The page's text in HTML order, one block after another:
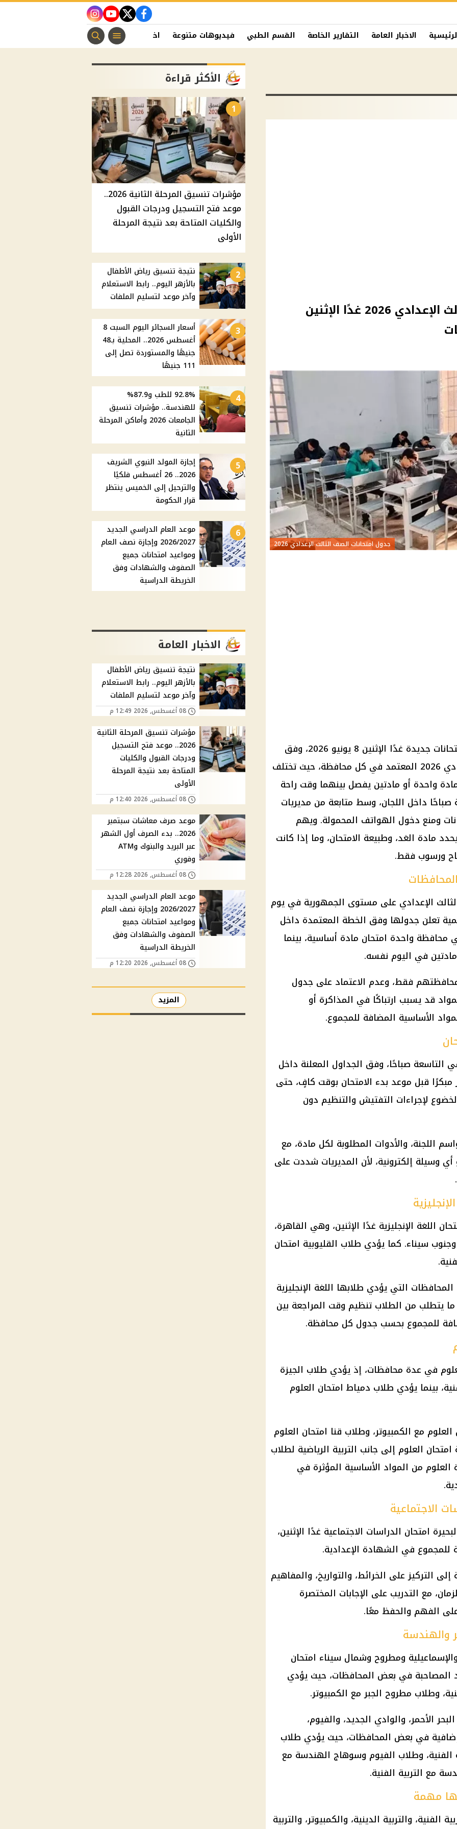
facebook
twitter
youtube
instagram
الاخبار العامة التقارير الخاصة القسم الطبي فيديوهات متنوعة اخبار الفن منوعات مسيحية
جدول امتحانات الصف الثالث الإعدادي 2026 غدًا الإثنين
جدول امتحانات الصف الثالث الإعدادي 2026
يؤدي طلاب الشهادة الإعدادية امتحانات جديدة غدًا الإثنين 8 يونيو 2026، وفق
جدول امتحانات الصف الثالث الإعدادي 2026 المعتمد في كل محافظة، حيث تختلف
واحدة أو مادتين يفصل بينهما وقت راحة
صباحًا داخل اللجان، وسط متابعة من مديريات
ومنع دخول الهواتف المحمولة. ويهم
مادة الغد، وطبيعة الامتحان، وما إذا كانت
ورسوب فقط.
الإعدادي على مستوى الجمهورية في يوم
تعليمية تعلن جدولها وفق الخطة المعتمدة داخل
واحدة امتحان مادة أساسية، بينما
في اليوم نفسه.
فقط، وعدم الاعتماد على جدول
قد يسبب ارتباكًا في المذاكرة أو
الأساسية المضافة للمجموع.
التاسعة صباحًا، وفق الجداول المعلنة داخل
قبل موعد بدء الامتحان بوقت كافٍ، حتى
لإجراءات التفتيش والتنظيم دون
اللجنة، والأدوات المطلوبة لكل مادة، مع
وسيلة إلكترونية، لأن المديريات شددت على
الإنجليزية غدًا الإثنين، وهي القاهرة،
سيناء. كما يؤدي طلاب القليوبية امتحان
التي يؤدي طلابها اللغة الإنجليزية
ما يتطلب من الطلاب تنظيم وقت المراجعة بين
للمجموع بحسب جدول كل محافظة.
في عدة محافظات، إذ يؤدي طلاب الجيزة
بينما يؤدي طلاب دمياط امتحان العلوم
مع الكمبيوتر، وطلاب قنا امتحان العلوم
امتحان العلوم إلى جانب التربية الرياضية لطلاب
من المواد الأساسية المؤثرة في
الاجتماعية
امتحان الدراسات الاجتماعية غدًا الإثنين،
في الشهادة الإعدادية.
التركيز على الخرائط، والتواريخ، والمفاهيم
مع التدريب على الإجابات المختصرة
الفهم والحفظ معًا.
والهندسة
ومطروح وشمال سيناء امتحان
المصاحبة في بعض المحافظات، حيث يؤدي
وطلاب مطروح الجبر مع الكمبيوتر.
الأحمر، والوادي الجديد، والفيوم،
في بعض المحافظات، حيث يؤدي طلاب
الفنية، وطلاب الفيوم وسوهاج الهندسة مع
مع التربية الفنية.
مهمة
والتربية الدينية، والكمبيوتر، والتربية
الأكثر قراءة
1
مؤشرات تنسيق المرحلة الثانية 2026..
موعد فتح التسجيل ودرجات القبول
والكليات المتاحة بعد نتيجة المرحلة
الأولى
2
نتيجة تنسيق رياض الأطفال
بالأزهر اليوم.. رابط الاستعلام
وآخر موعد لتسليم الملفات
3
أسعار السجائر اليوم السبت 8
أغسطس 2026.. المحلية بـ48
جنيهًا والمستوردة تصل إلى
111 جنيهًا
4
92.8% للطب و87.9%
للهندسة.. مؤشرات تنسيق
الجامعات 2026 وأماكن المرحلة
الثانية
5
إجازة المولد النبوي الشريف
2026.. 26 أغسطس فلكيًا
والترحيل إلى الخميس ينتظر
قرار الحكومة
6
موعد العام الدراسي الجديد
2026/2027 وإجازة نصف العام
ومواعيد امتحانات جميع
الصفوف والشهادات وفق
الخريطة الدراسية
الاخبار العامة
نتيجة تنسيق رياض الأطفال
بالأزهر اليوم.. رابط الاستعلام
وآخر موعد لتسليم الملفات
08 أغسطس, 2026 12:49 م
مؤشرات تنسيق المرحلة الثانية
2026.. موعد فتح التسجيل
ودرجات القبول والكليات
المتاحة بعد نتيجة المرحلة
الأولى
08 أغسطس, 2026 12:40 م
موعد صرف معاشات سبتمبر
2026.. بدء الصرف أول الشهر
عبر البريد والبنوك وATM
وفوري
08 أغسطس, 2026 12:28 م
موعد العام الدراسي الجديد
2026/2027 وإجازة نصف العام
ومواعيد امتحانات جميع
الصفوف والشهادات وفق
الخريطة الدراسية
08 أغسطس, 2026 12:20 م
المزيد